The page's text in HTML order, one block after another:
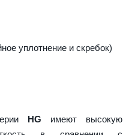
уплотнение и скребок)
HG имеют высокую